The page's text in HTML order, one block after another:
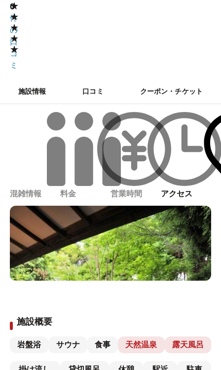
★
★
★
★
★
0
0
件
の
口
コ
ミ
施設情報 口コミ クーポン・チケット
混雑情報 料金 営業時間 アクセス
施設概要
岩盤浴 サウナ 食事 天然温泉 露天風呂